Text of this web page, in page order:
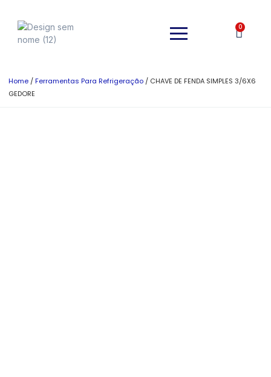
0
Home /Ferramentas Para Refrigeração / CHAVE DE FENDA SIMPLES 3/6X6
GEDORE